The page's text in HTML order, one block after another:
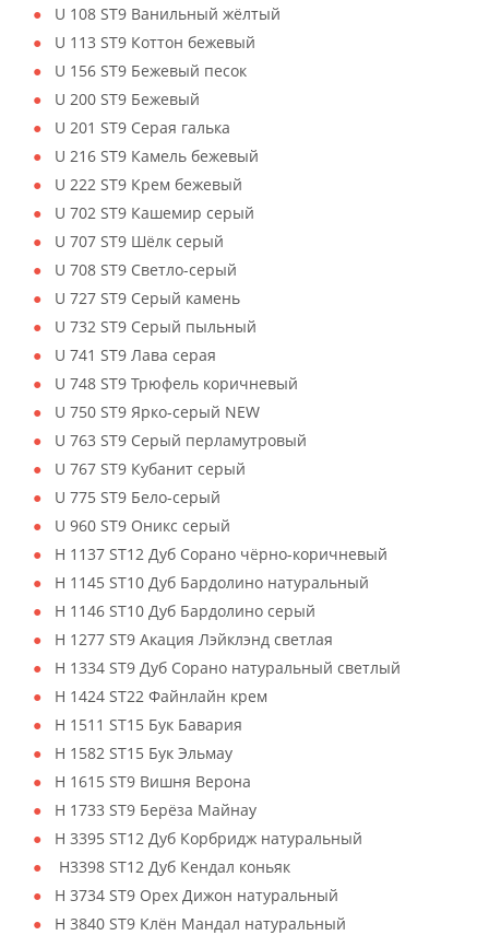
U 108 ST9 Ванильный жёлтый
U 113 ST9 Коттон бежевый
U 156 ST9 Бежевый песок
U 200 ST9 Бежевый
U 201 ST9 Серая галька
U 216 ST9 Камель бежевый
U 222 ST9 Крем бежевый
U 702 ST9 Кашемир серый
U 707 ST9 Шёлк серый
U 708 ST9 Светло-серый
U 727 ST9 Серый камень
U 732 ST9 Серый пыльный
U 741 ST9 Лава серая
U 748 ST9 Трюфель коричневый
U 750 ST9 Ярко-серый NEW
U 763 ST9 Серый перламутровый
U 767 ST9 Кубанит серый
U 775 ST9 Бело-серый
U 960 ST9 Оникс серый
H 1137 ST12 Дуб Сорано чёрно-коричневый
H 1145 ST10 Дуб Бардолино натуральный
H 1146 ST10 Дуб Бардолино серый
H 1277 ST9 Акация Лэйклэнд светлая
H 1334 ST9 Дуб Сорано натуральный светлый
H 1424 ST22 Файнлайн крем
H 1511 ST15 Бук Бавария
H 1582 ST15 Бук Эльмау
H 1615 ST9 Вишня Верона
H 1733 ST9 Берёза Майнау
H 3395 ST12 Дуб Корбридж натуральный
H3398 ST12 Дуб Кендал коньяк
H 3734 ST9 Орех Дижон натуральный
H 3840 ST9 Клён Мандал натуральный